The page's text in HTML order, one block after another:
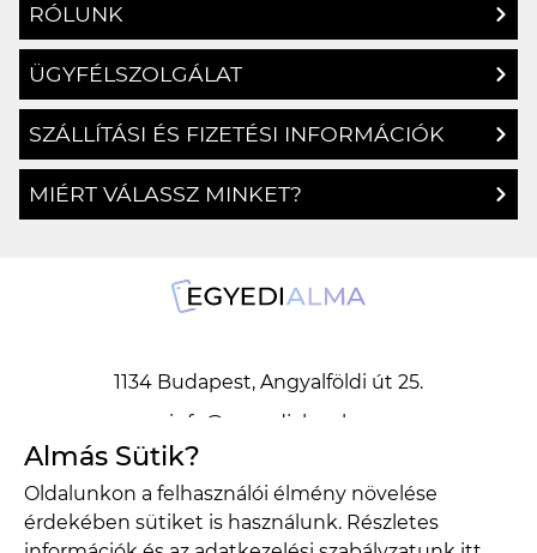
RÓLUNK
ÜGYFÉLSZOLGÁLAT
SZÁLLÍTÁSI ÉS FIZETÉSI INFORMÁCIÓK
MIÉRT VÁLASSZ MINKET?
1134 Budapest, Angyalföldi út 25.
info@egyedialma.hu
1134 Budapest, Angyalföldi út 25.
info@egyedialma.hu
Almás Sütik?
Oldalunkon a felhasználói élmény növelése
érdekében sütiket is használunk. Részletes